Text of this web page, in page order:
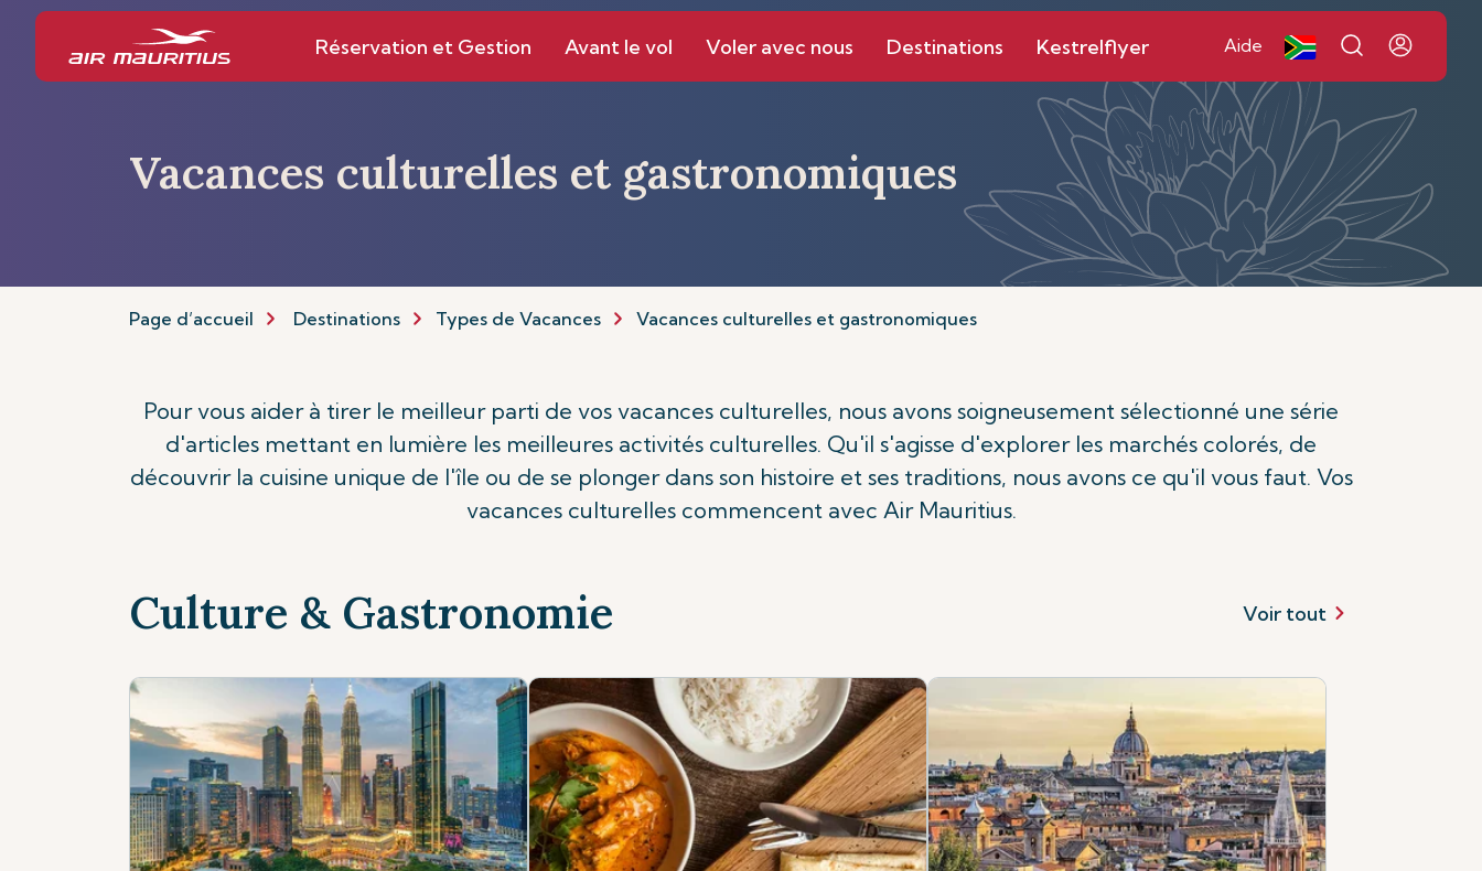
Réservation et Gestion Avant le vol Voler avec nous Destinations Kestrelflyer Aide
Vacances culturelles et gastronomiques
Page d’accueil Destinations Types de Vacances Vacances culturelles et gastronomiques
Pour vous aider à tirer le meilleur parti de vos vacances culturelles, nous avons soigneusement sélectionné une série
d'articles mettant en lumière les meilleures activités culturelles. Qu'il s'agisse d'explorer les marchés colorés, de
découvrir la cuisine unique de l'île ou de se plonger dans son histoire et ses traditions, nous avons ce qu'il vous faut. Vos
vacances culturelles commencent avec Air Mauritius.
Culture & Gastronomie Voir tout